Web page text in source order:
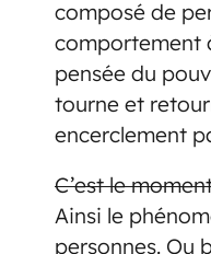
composé de
comportement
pensée du
tourne et
encerclement
C’est le
Ainsi le
personnes. Ou